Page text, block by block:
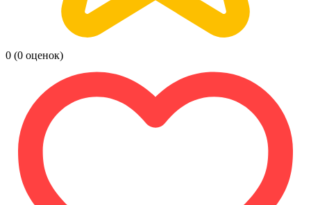
0 (0 оценок)